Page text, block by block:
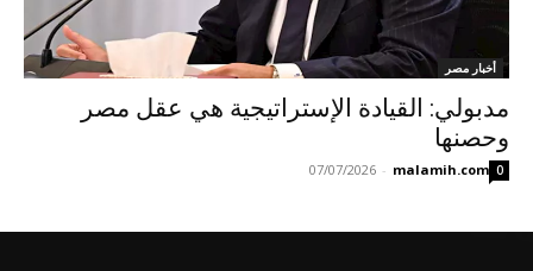
أخبار مصر
مدبولي: القيادة الإستراتيجية هي عقل مصر
وحصنها
malamih.com
-
07/07/2026 0